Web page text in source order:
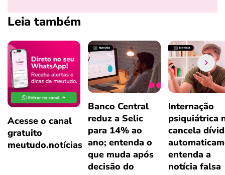
Leia também
Acesse o canal
gratuito
meutudo.notícias
Banco Central
reduz a Selic
para 14% ao
ano; entenda o
que muda após
decisão do
Internação
psiquiátrica
cancela
entenda a
notícia falsa